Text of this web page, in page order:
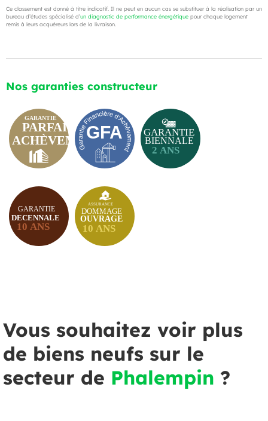
Ce classement est donné à titre indicatif. Il ne peut en aucun cas se substituer à la réalisation par un
bureau d’études spécialisé d’un diagnostic de performance énergétique pour chaque logement
remis à leurs acquéreurs lors de la livraison.
Nos garanties constructeur
Vous souhaitez voir plus
de biens neufs sur le
secteur de Phalempin ?